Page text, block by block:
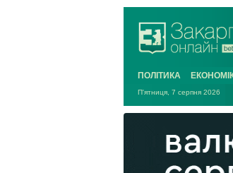
ПОЛІТИКА
П'ятниця, 7 серпня 2026